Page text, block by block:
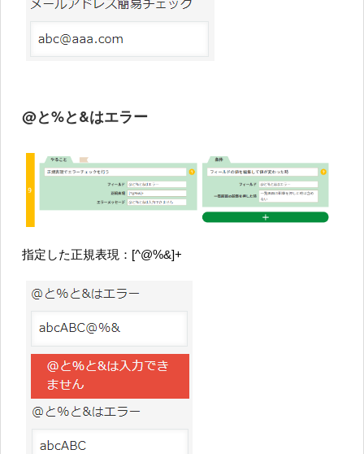
@と%と&はエラー
指定した正規表現：[^@%&]+